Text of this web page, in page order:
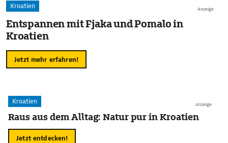
Anzeige
Kroatien
Entspannen mit Fjaka und Pomalo in
Kroatien
Jetzt mehr erfahren!
Anzeige
Kroatien
Raus aus dem Alltag: Natur pur in Kroatien
Jetzt entdecken!